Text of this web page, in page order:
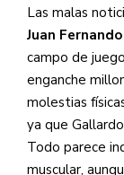
Las malas
Juan
campo de juego
enganche
molestias
ya que
Todo parece
muscular,